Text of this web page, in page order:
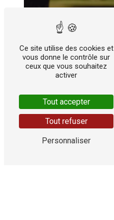
Ce site utilise des cookies et
vous donne le contrôle sur
ceux que vous souhaitez
activer
Tout accepter
Tout refuser
Personnaliser